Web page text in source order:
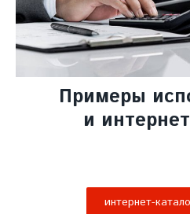
Примеры
и
интернет-